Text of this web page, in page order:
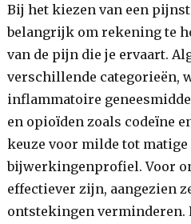
Bij het kiezen van een
belangrijk om rekening te
van de pijn die je ervaart.
verschillende categorieën,
inflammatoire
en opioïden zoals codeïne
keuze voor milde tot
bijwerkingenprofiel. Voor
effectiever zijn, aangezien
ontstekingen verminderen.